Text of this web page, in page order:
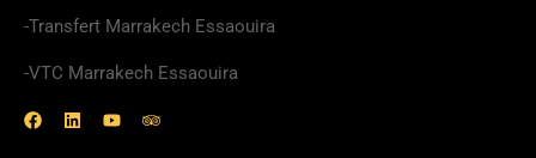
-Transfert Marrakech Essaouira
-VTC Marrakech Essaouira